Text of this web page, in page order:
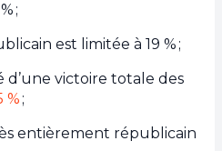
;
est limitée à 19 % ;
d’une victoire totale des
% ;
entièrement républicain